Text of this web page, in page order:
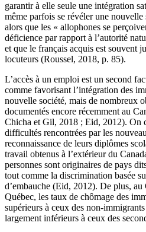
garantir à elle seule une intégration
même parfois se révéler une
alors que les « allophones se
déficience par rapport à l’autorité
et que le français acquis est souvent
locuteurs (Roussel, 2018, p. 85).
L’accès à un emploi est un second
comme favorisant l’intégration des
nouvelle société, mais de nombreux
documentés encore récemment au
Chicha et Gil, 2018 ; Eid, 2012). On
difficultés rencontrées par les
reconnaissance de leurs diplômes
travail obtenus à l’extérieur du
personnes sont originaires de pays
tout comme la discrimination basée
d’embauche (Eid, 2012). De plus,
Québec, les taux de chômage des
supérieurs à ceux des non-
largement inférieurs à ceux des